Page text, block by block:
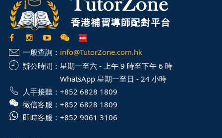
一般查詢： info@TutorZone.com.hk
辦公時間： 星期一至六 - 上午 9 時至下午 6 時
WhatsApp 星期一至日 - 24 小時
人手接聽： +852 6828 1809
微信客服： +852 6828 1809
即時客服： +852 9061 3106